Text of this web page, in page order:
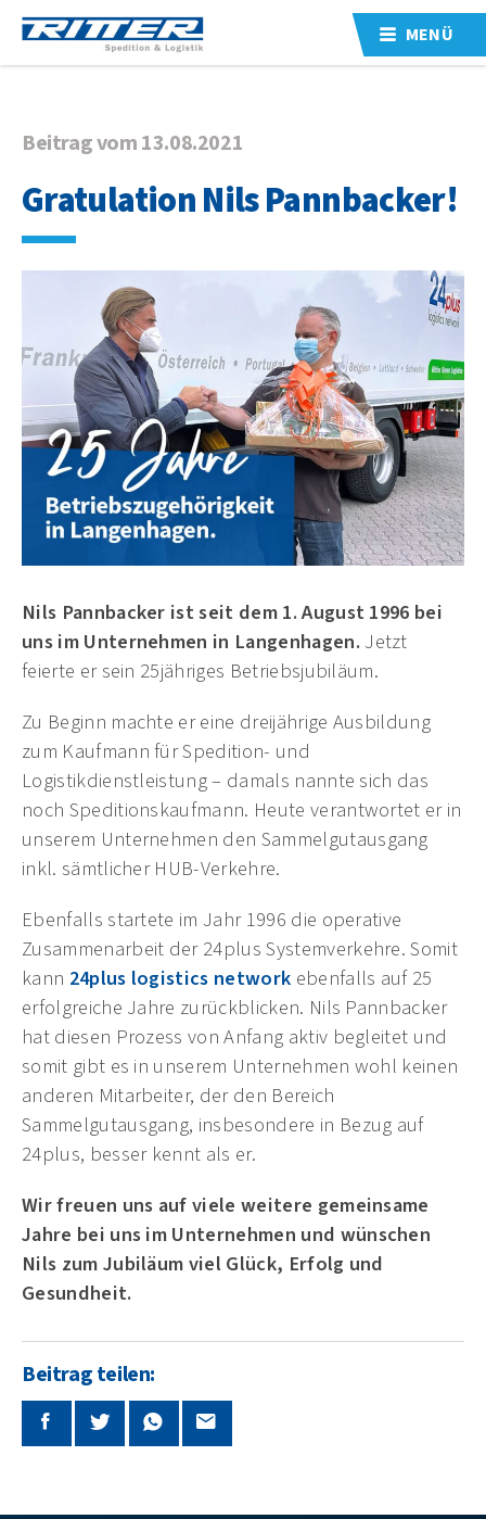
MENÜ
Beitrag vom 13.08.2021
Gratulation Nils Pannbacker!
Nils Pannbacker ist seit dem 1. August 1996 bei
uns im Unternehmen in Langenhagen.Jetzt
feierte er sein 25jähriges Betriebsjubiläum.
Zu Beginn machte er eine dreijährige Ausbildung
zum Kaufmann für Spedition- und
Logistikdienstleistung – damals nannte sich das
noch Speditionskaufmann. Heute verantwortet er in
unserem Unternehmen den Sammelgutausgang
inkl. sämtlicher HUB-Verkehre.
Ebenfalls startete im Jahr 1996 die operative
Zusammenarbeit der 24plus Systemverkehre. Somit
kann 24plus logistics network ebenfalls auf 25
erfolgreiche Jahre zurückblicken. Nils Pannbacker
hat diesen Prozess von Anfang aktiv begleitet und
somit gibt es in unserem Unternehmen wohl keinen
anderen Mitarbeiter, der den Bereich
Sammelgutausgang, insbesondere in Bezug auf
24plus, besser kennt als er.
Wir freuen uns auf viele weitere gemeinsame
Jahre bei uns im Unternehmen und wünschen
Nils zum Jubiläum viel Glück, Erfolg und
Gesundheit.
Beitrag teilen: